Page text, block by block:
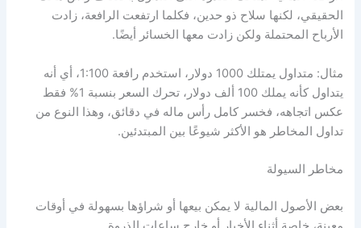
الحقيقي، لكنها سلاح ذو حدين، فكلما ارتفعت الرافعة، زادت
الأرباح المحتملة ولكن زادت معها الخسائر أيضًا.
مثال: متداول يمتلك 1000 دولار، استخدم رافعة 1:100، أي أنه
يتداول كأنه يملك 100 ألف دولار، تحرك السعر بنسبة 1% فقط
عكس اتجاهه، فخسر كامل رأس ماله في دقائق، وهذا النوع من
تداول المخاطرهو الأكثر شيوعًا بين المبتدئين.
مخاطر السيولة
بعض الأصول المالية لا يمكن بيعها أو شراؤها بسهولة في أوقات